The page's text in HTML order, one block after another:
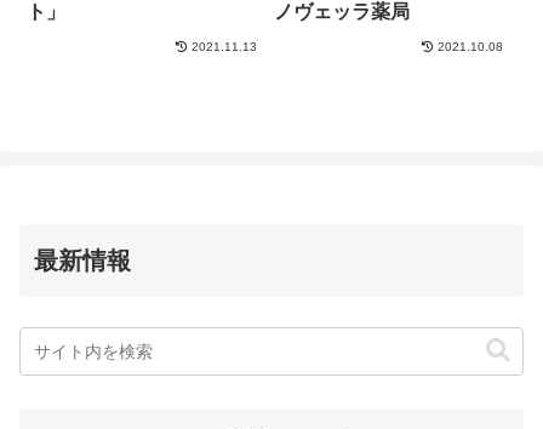
ト」
2021.11.13
ノヴェッラ薬局
2021.10.08
最新情報